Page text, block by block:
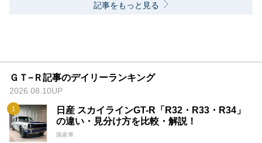
記事をもっと見る
ＧＴ−Ｒ記事のデイリーランキング
2026.08.10UP
日産 スカイラインGT-R「R32・R33・R34」
の違い・見分け方を比較・解説！
国産車